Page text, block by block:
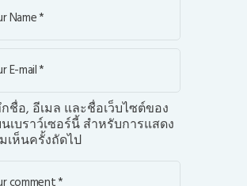
ชื่อ, อีเมล และชื่อเว็บไซต์ของ
เบราว์เซอร์นี้ สำหรับการแสดง
เห็นครั้งถัดไป